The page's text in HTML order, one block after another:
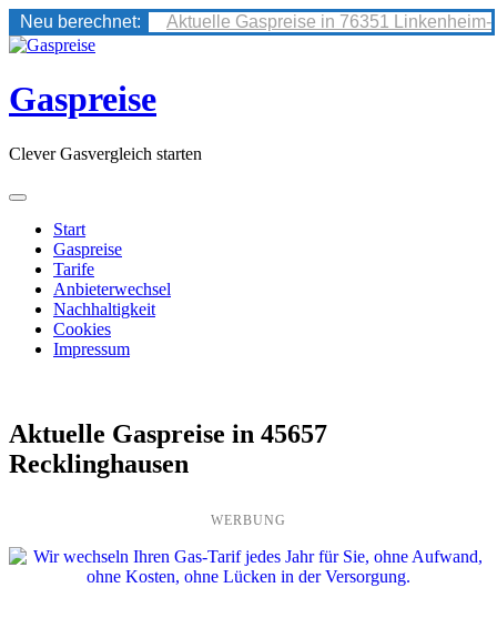
Neu berechnet:
Aktuelle Gaspreise in 76351 Linkenheim-
Skip
content
Gaspreise
Clever Gasvergleich starten
Start
Gaspreise
Tarife
Anbieterwechsel
Nachhaltigkeit
Cookies
Impressum
Aktuelle Gaspreise in 45657
Recklinghausen
WERBUNG